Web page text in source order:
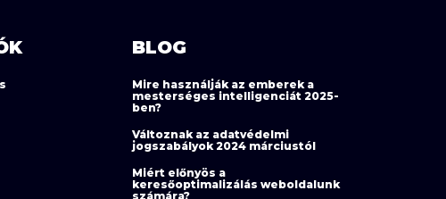
BLOG
Mire használják az emberek a
mesterséges intelligenciát 2025-
ben?
Változnak az adatvédelmi
jogszabályok 2024 márciustól
Miért előnyös a
keresőoptimalizálás weboldalunk
számára?